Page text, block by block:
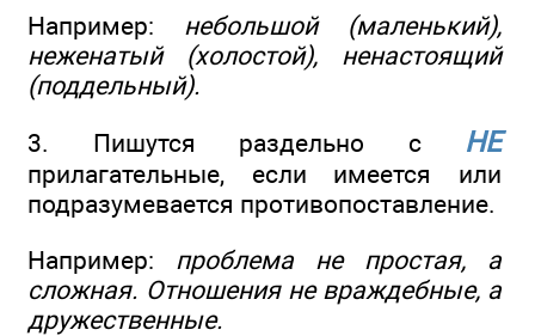
Например: небольшой (маленький),
неженатый (холостой), ненастоящий
(поддельный).
3. Пишутся раздельно с НЕ
прилагательные, если имеется или
подразумевается противопоставление.
Например: проблема не простая, а
сложная. Отношения не враждебные, а
дружественные.